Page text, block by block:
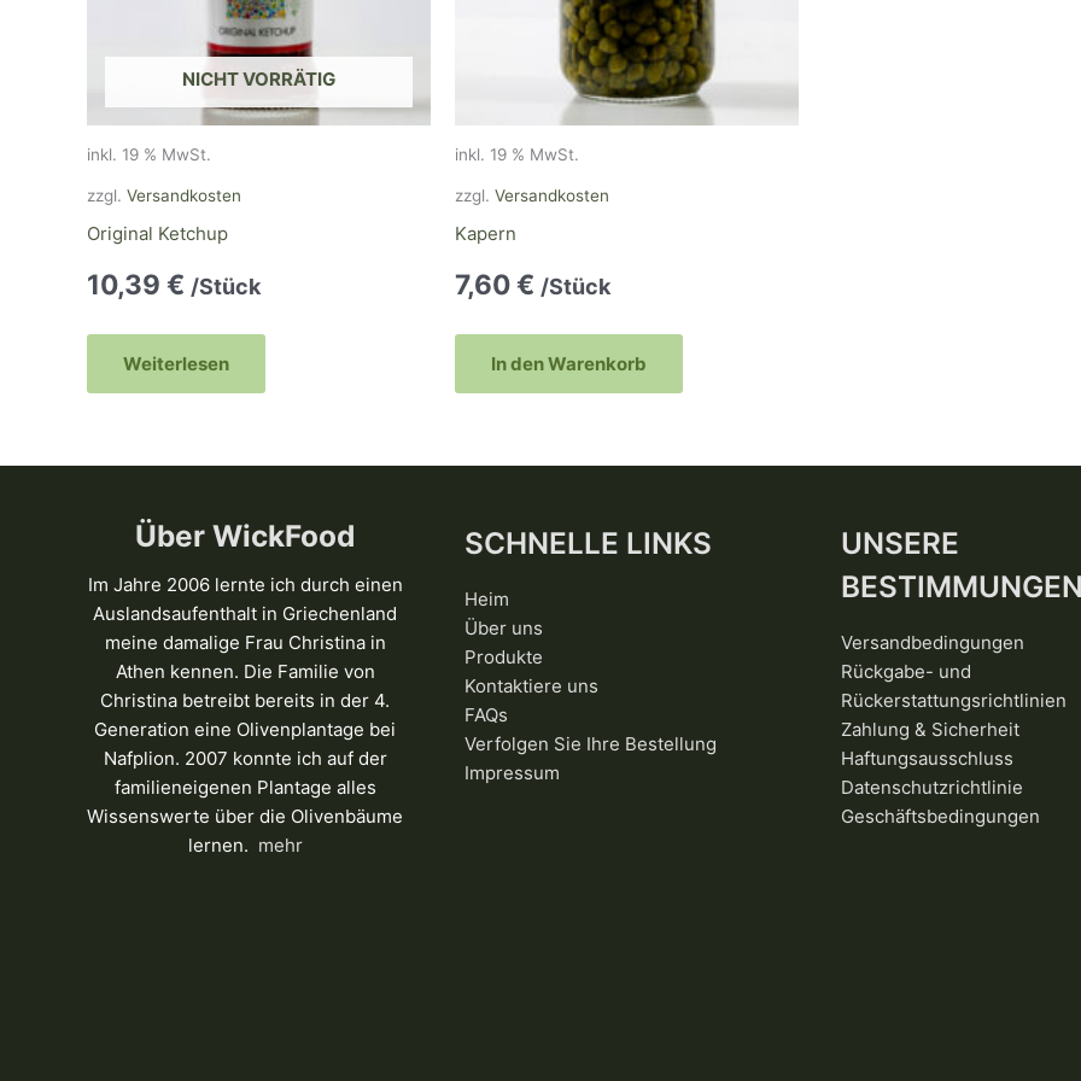
NICHT VORRÄTIG
inkl. 19 % MwSt.
zzgl. Versandkosten
Original Ketchup
10,39 € /Stück
Weiterlesen
inkl. 19 % MwSt.
zzgl. Versandkosten
Kapern
7,60€ /Stück
In den Warenkorb
Über WickFood
Im Jahre 2006 lernte ich durch einen
Auslandsaufenthalt in Griechenland
meine damalige Frau Christina in
Athen kennen. Die Familie von
Christina betreibt bereits in der 4.
Generation eine Olivenplantage bei
Nafplion. 2007 konnte ich auf der
familieneigenen Plantage alles
Wissenswerte über die Olivenbäume
lernen. mehr
SCHNELLE LINKS
Heim
Über uns
Produkte
Kontaktiere uns
FAQs
Verfolgen Sie Ihre Bestellung
Impressum
UNSERE
BESTIMMUNGEN
Versandbedingungen
Rückgabe- und
Rückerstattungsrichtlinien
Zahlung & Sicherheit
Haftungsausschluss
Datenschutzrichtlinie
Geschäftsbedingungen